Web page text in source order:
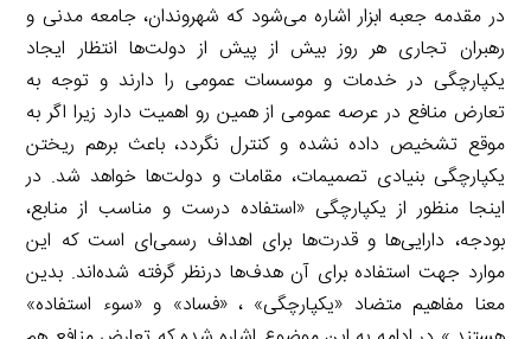
در مقدمه جعبه ابزار اشاره می‌شود که شهروندان، جامعه مدنی و
رهبران تجاری هر روز بیش از پیش از دولت‌ها انتظار ایجاد
یکپارچگی در خدمات و موسسات عمومی را دارند و توجه به
تعارض منافع در عرصه عمومی از همین رو اهمیت دارد زیرا اگر به
موقع تشخیص داده نشده و کنترل نگردد، باعث برهم ریختن
یکپارچگی بنیادی تصمیمات، مقامات و دولت‌ها خواهد شد. در
اینجا منظور از یکپارچگی «استفاده درست و مناسب از منابع،
بودجه، دارایی‌ها و قدرت‌ها برای اهداف رسمی‌ای است که این
موارد جهت استفاده برای آن هدف‌ها درنظر گرفته شده‌اند. بدین
معنا مفاهیم متضاد «یکپارچگی» ، «فساد» و «سوء استفاده»